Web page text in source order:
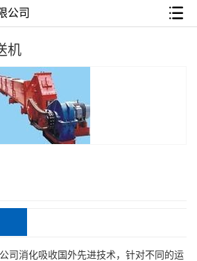
公司
机
司消化吸收国外先进技术，针对不同的运